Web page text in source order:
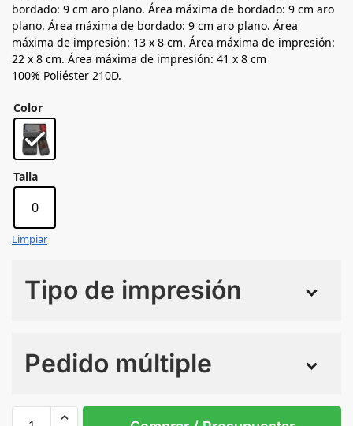
bordado: 9 cm aro plano. Área máxima de bordado: 9 cm aro
plano. Área máxima de bordado: 9 cm aro plano. Área
máxima de impresión: 13 x 8 cm. Área máxima de impresión:
22 x 8 cm. Área máxima de impresión: 41 x 8 cm
100% Poliéster 210D.
Color
Talla
0
Limpiar
Tipo de impresión
Pedido múltiple